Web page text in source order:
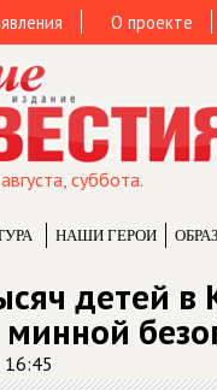
О проекте
суббота.
НАШИ ГЕРОИ
детей в
16:45